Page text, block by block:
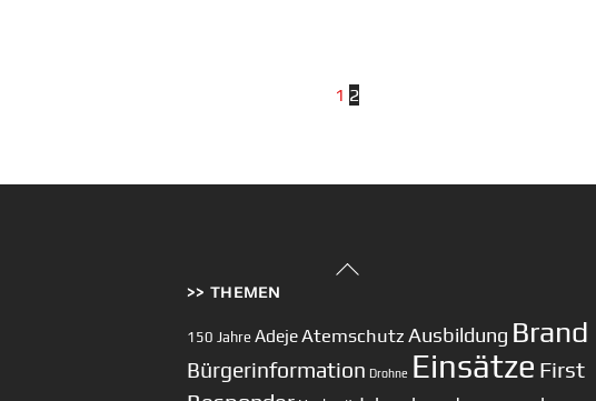
1 2
Back
>> THEMEN
150 Jahre AdejeAtemschutz Ausbildung Brand
Bürgerinformation Drohne Einsätze First